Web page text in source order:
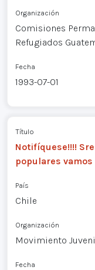
Organización
Comisiones
Refugiados
Fecha
1993-07-01
Título
Notifíquese!!!!
populares vamos
País
Chile
Organización
Movimiento
Fecha